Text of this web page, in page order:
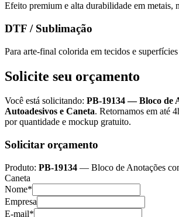
Efeito premium e alta durabilidade em metais,
DTF / Sublimação
Para arte-final colorida em tecidos e superfícies
Solicite seu orçamento
Você está solicitando: PB-19134—Bloco de
Autoadesivos e Caneta. Retornamos em até
por quantidade e mockup gratuito.
Solicitar orçamento
Produto: PB-19134 — Bloco de Anotações
Caneta
Nome*
Empresa
E-mail*